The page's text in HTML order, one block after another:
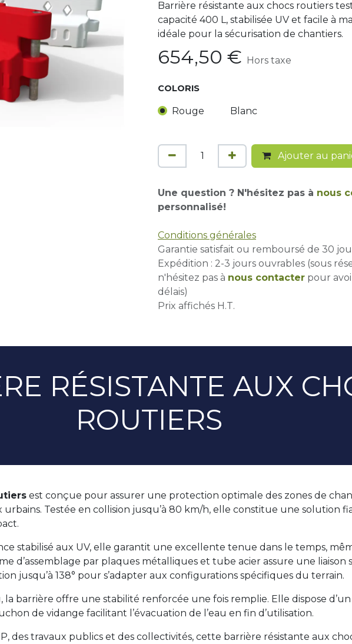
Barrière résistante aux chocs routiers
capacité 400 L, stabilisée UV et facile à
idéale pour la sécurisation de chantiers.
654,50 € Hors taxe
COLORIS
Rouge Blanc
Ajouter au
Une question ? N'hésitez pas à nous
personnalisé!
Conditions générales
Garantie satisfait ou remboursé de 30
Expédition : 2-3 jours ouvrables (sous
n'hésitez pas à nous contacter pour
délais)
Prix affichés H.T.
RÉSISTANTE AUX
ROUTIERS
est conçue pour assurer une protection optimale des zones de
urbains. Testée en collision jusqu’à 80 km/h, elle constitue une solution
stabilisé aux UV, elle garantit une excellente tenue dans le temps,
d’assemblage par plaques métalliques et tube acier assure une liaison
jusqu’à 138° pour s’adapter aux configurations spécifiques du terrain.
la barrière offre une stabilité renforcée une fois remplie. Elle dispose
de vidange facilitant l’évacuation de l’eau en fin d’utilisation.
des travaux publics et des collectivités, cette barrière résistante aux